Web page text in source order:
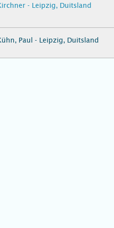
- Leipzig, Duitsland
Paul - Leipzig, Duitsland